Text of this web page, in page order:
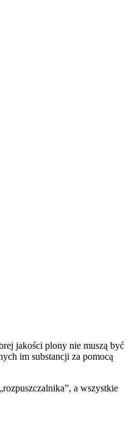
jakości plony nie muszą być
im substancji za pomocą
a wszystkie